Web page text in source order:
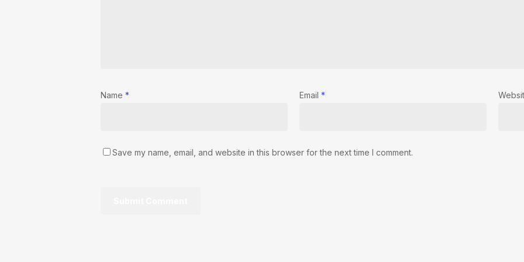
Name * Email *
Save my name, email, and website in this browser for the next time I comment.